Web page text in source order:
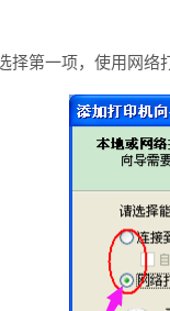
择第一项，使用网络